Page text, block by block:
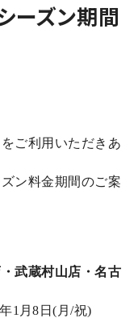
ーズン期間
ご利用いただきあ
ン料金期間のご案
武蔵村山店・名古
1月8日(月/祝)